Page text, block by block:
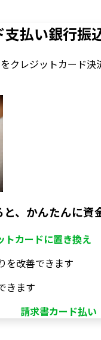
支払い銀行振
クレジットカード決
、かんたんに資
トカードに置き換え
を改善できます
きます
請求書カード払い